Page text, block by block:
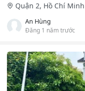
Quận 2, Hồ Chí Minh
An Hùng
Đăng 1 năm trước